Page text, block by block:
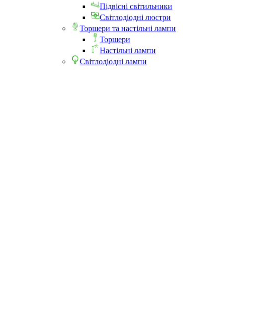
Підвісні світильники
Світлодіодні люстри
Торшери та настільні лампи
Торшери
Настільні лампи
Світлодіодні лампи